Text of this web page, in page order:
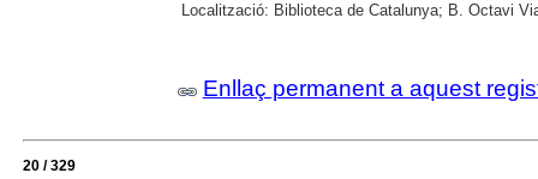
Localització: Biblioteca de Catalunya; B. Octavi
Enllaç permanent a aquest
20 / 329